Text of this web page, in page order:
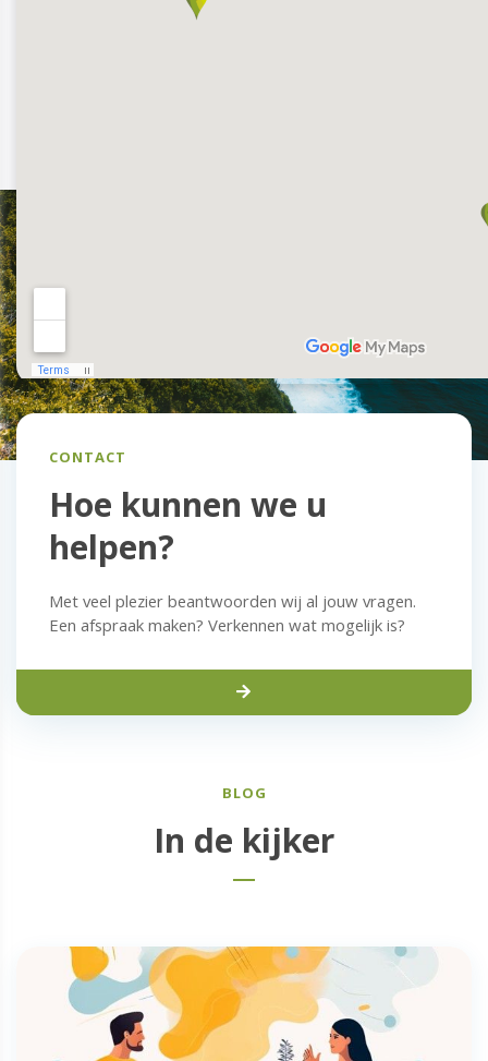
CONTACT
Hoe kunnen we u
helpen?
Met veel plezier beantwoorden wij al jouw vragen.
Een afspraak maken? Verkennen wat mogelijk is?
BLOG
In de kijker